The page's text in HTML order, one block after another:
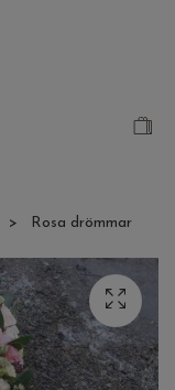
Rosa drömmar